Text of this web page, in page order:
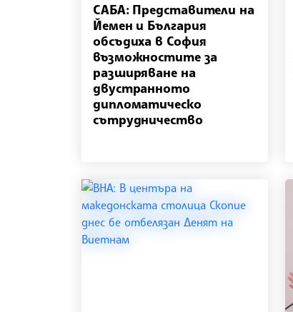
САБА: Представители на
Йемен и България
обсъдиха в София
възможностите за
разширяване на
двустранното
дипломатическо
сътрудничество